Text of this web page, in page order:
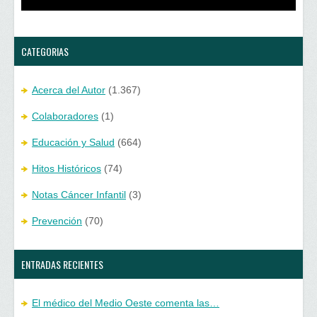
v e
)
CATEGORIAS
Acerca del Autor (1.367)
Colaboradores (1)
Educación y Salud (664)
Hitos Históricos (74)
Notas Cáncer Infantil (3)
Prevención (70)
ENTRADAS RECIENTES
El médico del Medio Oeste comenta las…